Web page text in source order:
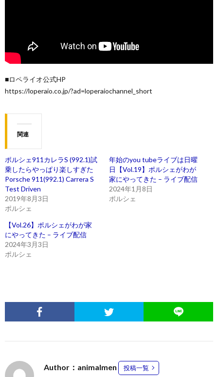
■ロペライオ公式HP
https://loperaio.co.jp/?ad=loperaiochannel_short
関連
ポルシェ911カレラS (992.1)試
乗したらやっぱり楽しすぎた
Porsche 911(992.1) Carrera S
Test Driven
2019年8月3日
ポルシェ
年始のyou tubeライブは日曜
日【Vol.19】ポルシェがわが
家にやってきた – ライブ配信
2024年1月8日
ポルシェ
【Vol.26】ポルシェがわが家
にやってきた – ライブ配信
2024年3月3日
ポルシェ
Author：animalmen 投稿一覧